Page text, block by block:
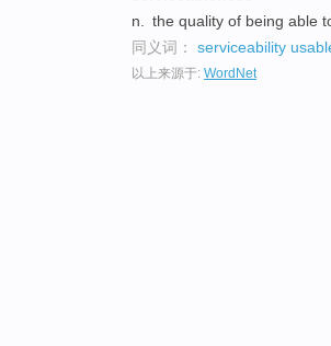
n.
the quality of being able
同义词： serviceability
以上来源于: WordNet